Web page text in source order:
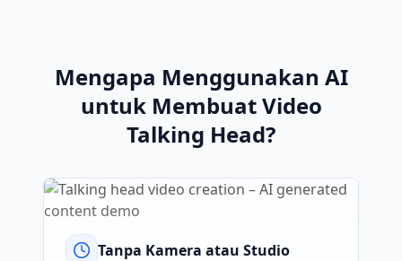
Mengapa Menggunakan AI
untuk Membuat Video
Talking Head?
Tanpa Kamera atau Studio